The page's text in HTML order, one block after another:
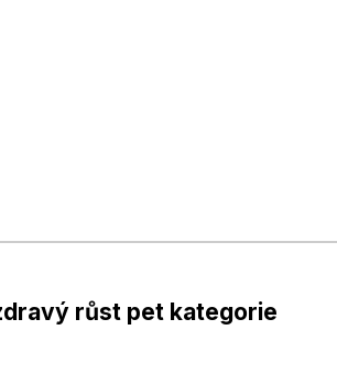
růst pet kategorie